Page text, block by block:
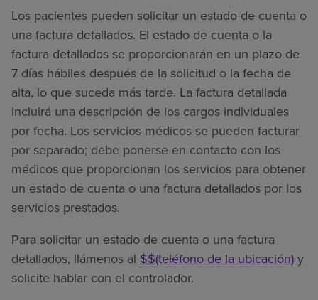
Los pacientes pueden solicitar un estado de cuenta o
una factura detallados. El estado de cuenta o la
factura detallados se proporcionarán en un plazo de
7 días hábiles después de la solicitud o la fecha de
alta, lo que suceda más tarde. La factura detallada
incluirá una descripción de los cargos individuales
por fecha. Los servicios médicos se pueden facturar
por separado; debe ponerse en contacto con los
médicos que proporcionan los servicios para obtener
un estado de cuenta o una factura detallados por los
servicios prestados.
Para solicitar un estado de cuenta o una factura
detallados, llámenos al $$(teléfono de la ubicación)y
solicite hablar con el controlador.